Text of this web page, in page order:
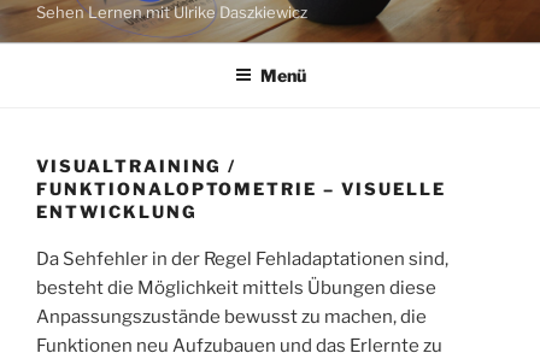
Sehen Lernen mit Ulrike Daszkiewicz
Menü
VISUALTRAINING /
FUNKTIONALOPTOMETRIE – VISUELLE
ENTWICKLUNG
Da Sehfehler in der Regel Fehladaptationen sind,
besteht die Möglichkeit mittels Übungen diese
Anpassungszustände bewusst zu machen, die
Funktionen neu Aufzubauen und das Erlernte zu